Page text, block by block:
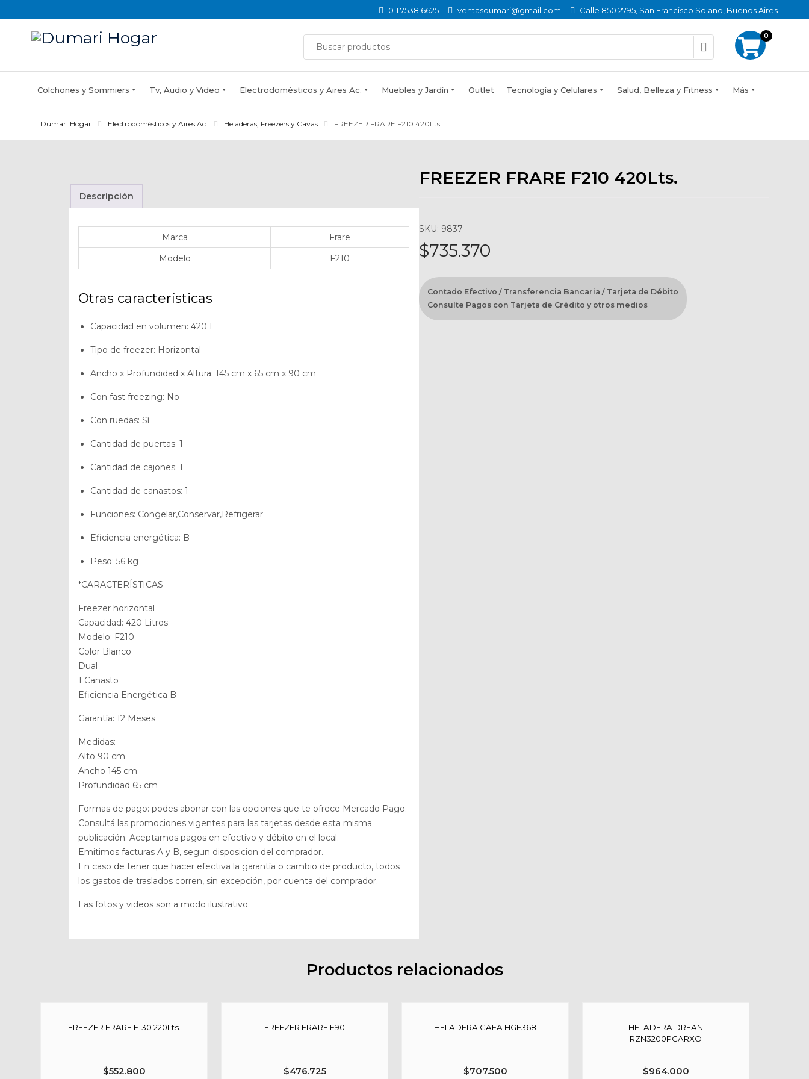
to
content
011 7538 6625 ventasdumari@gmail.com Calle 850 2795, San Francisco Solano, Buenos Aires
0
Colchones y Sommiers Tv, Audio y Video Electrodomésticos y Aires Ac. Muebles y Jardín Outlet Tecnología y Celulares Salud, Belleza y Fitness Más
Dumari Hogar Electrodomésticos y Aires Ac. Heladeras, Freezers y Cavas FREEZER FRARE F210 420Lts.
FREEZER FRARE F210 420Lts.
SKU: 9837
$735.370
Contado Efectivo / Transferencia Bancaria / Tarjeta de Débito
Consulte Pagos con Tarjeta de Crédito y otros medios
Descripción
Marca
Frare
Modelo
F210
Otras características
Capacidad en volumen: 420 L
Tipo de freezer: Horizontal
Ancho x Profundidad x Altura: 145 cm x 65 cm x 90 cm
Con fast freezing: No
Con ruedas: Sí
Cantidad de puertas: 1
Cantidad de cajones: 1
Cantidad de canastos: 1
Funciones: Congelar,Conservar,Refrigerar
Eficiencia energética: B
Peso: 56 kg
*CARACTERÍSTICAS
Freezer horizontal
Capacidad: 420 Litros
Modelo: F210
Color Blanco
Dual
1 Canasto
Eficiencia Energética B
Garantía: 12 Meses
Medidas:
Alto 90 cm
Ancho 145 cm
Profundidad 65 cm
Formas de pago: podes abonar con las opciones que te ofrece Mercado Pago.
Consultá las promociones vigentes para las tarjetas desde esta misma
publicación. Aceptamos pagos en efectivo y débito en el local.
Emitimos facturas A y B, segun disposicion del comprador.
En caso de tener que hacer efectiva la garantía o cambio de producto, todos
los gastos de traslados corren, sin excepción, por cuenta del comprador.
Las fotos y videos son a modo ilustrativo.
Productos relacionados
FREEZER FRARE F130 220Lts.
$552.800
FREEZER FRARE F90
$476.725
HELADERA GAFA HGF368
$707.500
HELADERA DREAN
RZN3200PCARXO
$964.000